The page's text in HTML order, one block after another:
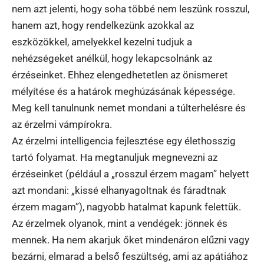
nem azt jelenti, hogy soha többé nem leszünk rosszul,
hanem azt, hogy rendelkezünk azokkal az
eszközökkel, amelyekkel kezelni tudjuk a
nehézségeket anélkül, hogy lekapcsolnánk az
érzéseinket. Ehhez elengedhetetlen az önismeret
mélyítése és a határok meghúzásának képessége.
Meg kell tanulnunk nemet mondani a túlterhelésre és
az érzelmi vámpírokra.
Az érzelmi intelligencia fejlesztése egy élethosszig
tartó folyamat. Ha megtanuljuk megnevezni az
érzéseinket (például a „rosszul érzem magam” helyett
azt mondani: „kissé elhanyagoltnak és fáradtnak
érzem magam”), nagyobb hatalmat kapunk felettük.
Az érzelmek olyanok, mint a vendégek: jönnek és
mennek. Ha nem akarjuk őket mindenáron elűzni vagy
bezárni, elmarad a belső feszültség, ami az apátiához